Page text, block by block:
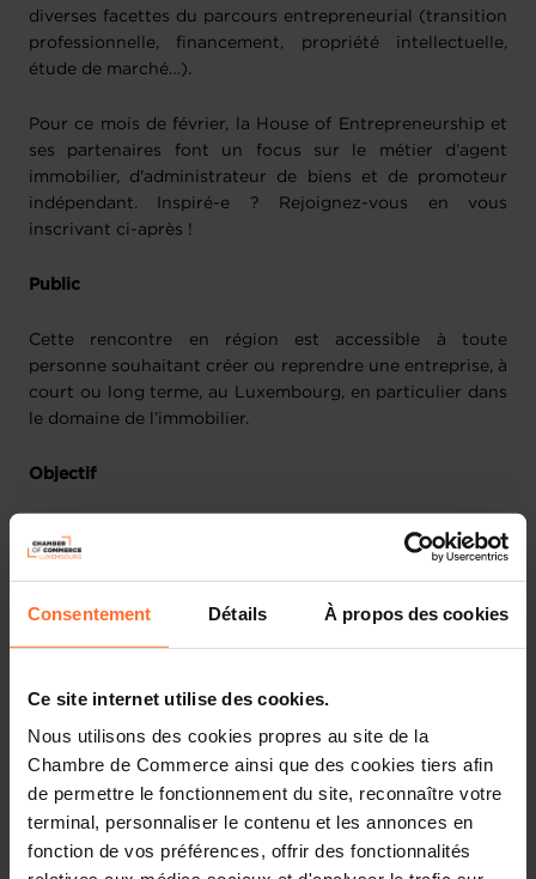
Consentement Détails À propos des cookies
Ce site internet utilise des cookies.
Nous utilisons des cookies propres au site de la
Chambre de Commerce ainsi que des cookies tiers afin
de permettre le fonctionnement du site, reconnaître votre
terminal, personnaliser le contenu et les annonces en
fonction de vos préférences, offrir des fonctionnalités
diverses facettes du parcours entrepreneurial (transition
professionnelle, financement, propriété intellectuelle,
étude de marché…).
Pour ce mois de février, la House of Entrepreneurship et
ses partenaires font un focus sur le métier d’agent
immobilier, d'administrateur de biens et de promoteur
indépendant. Inspiré-e ? Rejoignez-vous en vous
inscrivant ci-après !
Public
Cette rencontre en région est accessible à toute
personne souhaitant créer ou reprendre une entreprise, à
court ou long terme, au Luxembourg, en particulier dans
le domaine de l’immobilier.
O bjectif
Connaître les étapes incontournables, les conditions
de réussite et risques d'échec d'un projet de
création d'entreprise au Luxembourg
Identifier les données de votre environnement
économique, juridique et fiscal à maîtriser
les aides au financement de la création d'entreprise
Connaître la réalité de terrain, les obstacles à
surmonter et les bonnes pratiques à appliquer dès
l’étape de la construction de votre projet
Thèmes abordés